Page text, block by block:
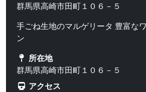
群馬県高崎市田町１０６－５
手ごね生地のマルゲリータ 豊富な
ン
所在地
群馬県高崎市田町１０６－５
アクセス